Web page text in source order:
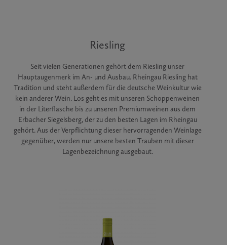
Riesling
Seit vielen Generationen gehört dem Riesling unser
Hauptaugenmerk im An- und Ausbau. Rheingau Riesling hat
Tradition und steht außerdem für die deutsche Weinkultur wie
kein anderer Wein. Los geht es mit unseren Schoppenweinen
in der Literflasche bis zu unseren Premiumweinen aus dem
Erbacher Siegelsberg, der zu den besten Lagen im Rheingau
gehört. Aus der Verpflichtung dieser hervorragenden Weinlage
gegenüber, werden nur unsere besten Trauben mit dieser
Lagenbezeichnung ausgebaut.